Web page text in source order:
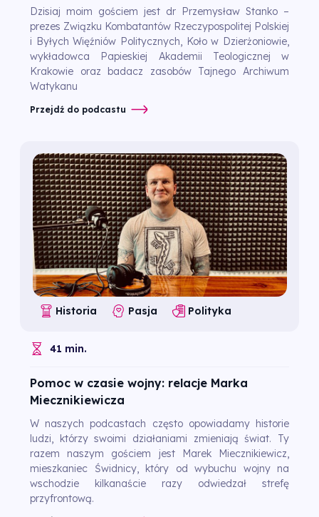
Dzisiaj moim gościem jest dr Przemysław Stanko –
prezes Związku Kombatantów Rzeczypospolitej Polskiej
i Byłych Więźniów Politycznych, Koło w Dzierżoniowie,
wykładowca Papieskiej Akademii Teologicznej w
Krakowie oraz badacz zasobów Tajnego Archiwum
Watykanu
Przejdź do podcastu
Historia Pasja Polityka
41 min.
Pomoc w czasie wojny: relacje Marka
Miecznikiewicza
W naszych podcastach często opowiadamy historie
ludzi, którzy swoimi działaniami zmieniają świat. Ty
razem naszym gościem jest Marek Miecznikiewicz,
mieszkaniec Świdnicy, który od wybuchu wojny na
wschodzie kilkanaście razy odwiedzał strefę
przyfrontową.